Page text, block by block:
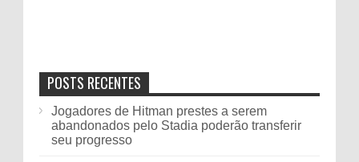
POSTS RECENTES
Jogadores de Hitman prestes a serem
abandonados pelo Stadia poderão transferir
seu progresso